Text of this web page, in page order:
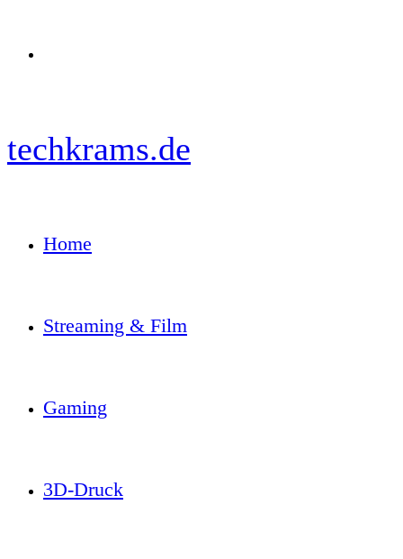
techkrams.de
Home
Streaming & Film
Gaming
3D-Druck